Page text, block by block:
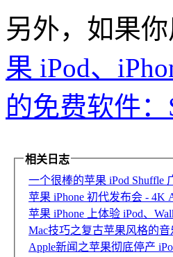
另外，如果
果 iPod、
的免费软件：
相关日志
一个很棒的苹果 iPod Shuffle
苹果 iPhone 初代发布会 - 4K
苹果 iPhone 上体验 iPod、
Mac技巧之复古苹果风格的音
Apple新闻之苹果彻底停产